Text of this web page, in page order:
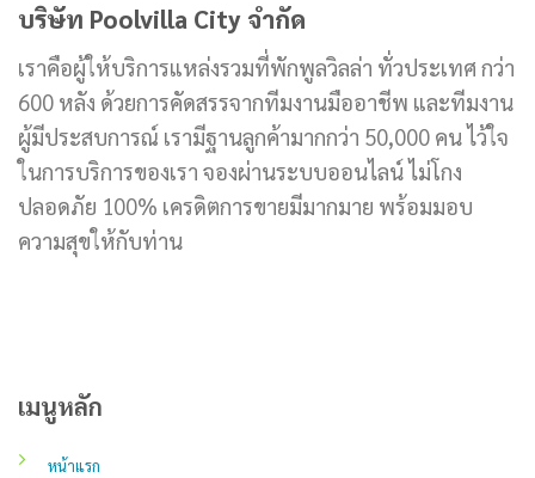
บริษัท Poolvilla City จำกัด
เราคือผู้ให้บริการแหล่งรวมที่พักพูลวิลล่า ทั่วประเทศ กว่า
600 หลัง ด้วยการคัดสรรจากทีมงานมืออาชีพ และทีมงาน
ผู้มีประสบการณ์ เรามีฐานลูกค้ามากกว่า 50,000 คน ไว้ใจ
ในการบริการของเรา จองผ่านระบบออนไลน์ ไม่โกง
ปลอดภัย 100% เครดิตการขายมีมากมาย พร้อมมอบ
ความสุขให้กับท่าน
เมนูหลัก
หน้าแรก